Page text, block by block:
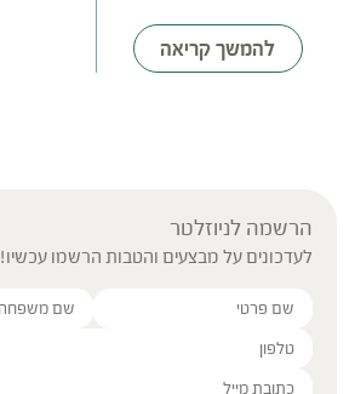
להמשך קריאה
הרשמה לניוזלטר
לעדכונים על מבצעים והטבות הרשמו עכשיו!